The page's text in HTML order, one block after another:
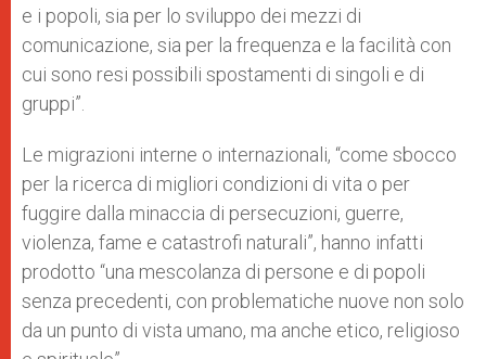
e i popoli, sia per lo sviluppo dei mezzi di
comunicazione, sia per la frequenza e la facilità con
cui sono resi possibili spostamenti di singoli e di
gruppi”.
Le migrazioni interne o internazionali, “come sbocco
per la ricerca di migliori condizioni di vita o per
fuggire dalla minaccia di persecuzioni, guerre,
violenza, fame e catastrofi naturali”, hanno infatti
prodotto “una mescolanza di persone e di popoli
senza precedenti, con problematiche nuove non solo
da un punto di vista umano, ma anche etico, religioso